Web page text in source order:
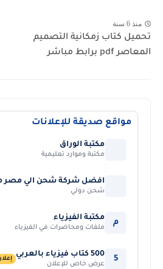
منذ 6 سنة
تحميل كتاب زمكانية التصميم
المعاصر pdf برابط مباشر
مواقع صديقة للإعلانات
مكتبة الوراق
مكتبة وموارد تعليمية
افضل شركة شحن الي مصر
شحن دولي
م مكتبة الفيزياء
ملفات ومحاضرات في الفيزياء
5 500 كتاب فيزياء بالعربي
عرض خاص للإعلان